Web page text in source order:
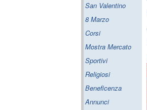
San Valentino
8 Marzo
Corsi
Mostra Mercato
Sportivi
Religiosi
Beneficenza
Annunci